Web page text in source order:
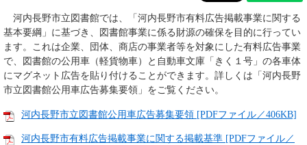
河内長野市立図書館では、「河内長野市有料広告掲載事業に関する
基本要綱」に基づき、図書館事業に係る財源の確保を目的に行ってい
ます。これは企業、団体、商店の事業者等を対象にした有料広告事業
で、図書館の公用車（軽貨物車）と自動車文庫「きく１号」の各車体
にマグネット広告を貼り付けることができます。詳しくは「河内長野
市立図書館公用車広告募集要領」をご覧ください。
河内長野市立図書館公用車広告募集要領 [PDFファイル／406KB]
河内長野市有料広告掲載事業に関する掲載基準 [PDFファイル／